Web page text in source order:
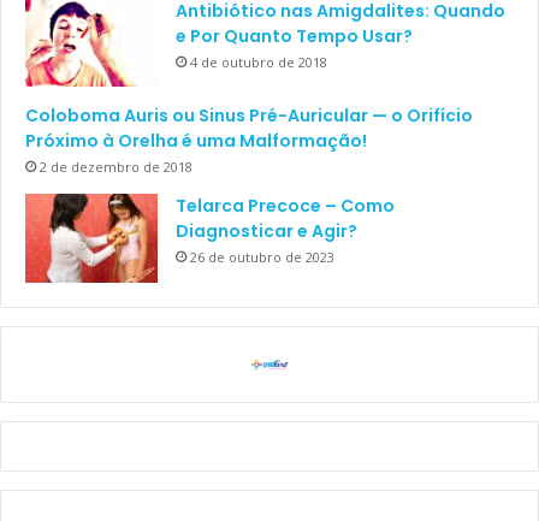
Antibiótico nas Amigdalites: Quando
e Por Quanto Tempo Usar?
4 de outubro de 2018
Coloboma Auris ou Sinus Pré-Auricular — o Orifício
Próximo à Orelha é uma Malformação!
2 de dezembro de 2018
Telarca Precoce – Como
Diagnosticar e Agir?
26 de outubro de 2023